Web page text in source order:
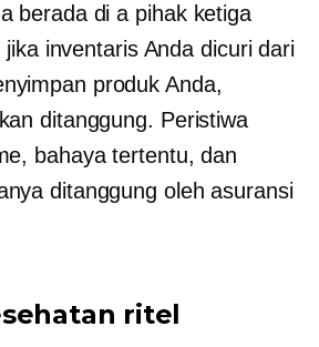
berada di a pihak ketiga
jika inventaris Anda dicuri dari
produk Anda,
ditanggung. Peristiwa
bahaya tertentu, dan
ditanggung oleh asuransi
ritel